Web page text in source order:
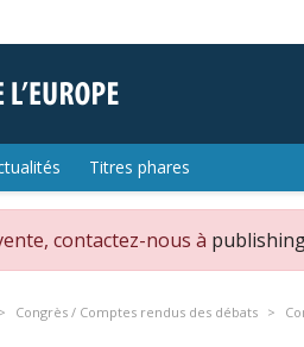
Titres phares
contactez-nous à
Congrès / Comptes rendus des débats